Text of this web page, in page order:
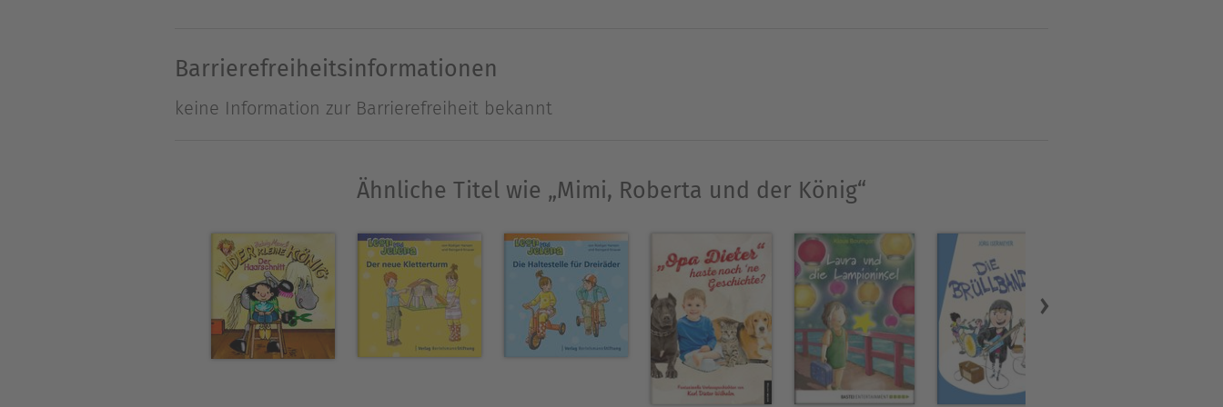
Viveca Lärn wurde 1945 in Göteborg geboren. 1975 erschien ihr erstes Kinderbuch. Neben Romanen,
erfolgreichsten zeitgenössischen Autorinnen Schwedens. Sie wurde mit dem Astrid-Lindgren-Preis und der
Viveca Lärns vierbändige Saltön-Reihe wurde äußerst erfolgreich als Fernsehserie verfilmt. Sie umfasst die
folgenden Bände, die auch bei dotbooks erscheinen:
„Sommer auf Saltön: Die Mittsommernacht“
„Sommer auf Saltön: Das Hummerfest“
Barrierefreiheitsinformationen
keine Information zur Barrierefreiheit bekannt
Ähnliche Titel wie „Mimi, Roberta und der König“